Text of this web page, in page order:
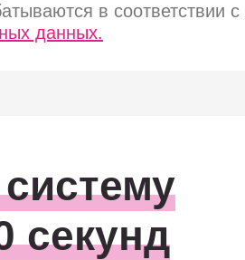
в соответствии с
данных.
секунд